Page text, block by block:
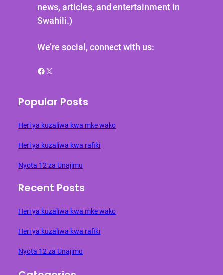
news, articles, and entertainment in
Swahili.)
We’re social, connect with us:
Facebook X
Popular Posts
Heri ya kuzaliwa kwa mke wako
Heri ya kuzaliwa kwa rafiki
Nyota 12 za Unajimu
Recent Posts
Heri ya kuzaliwa kwa mke wako
Heri ya kuzaliwa kwa rafiki
Nyota 12 za Unajimu